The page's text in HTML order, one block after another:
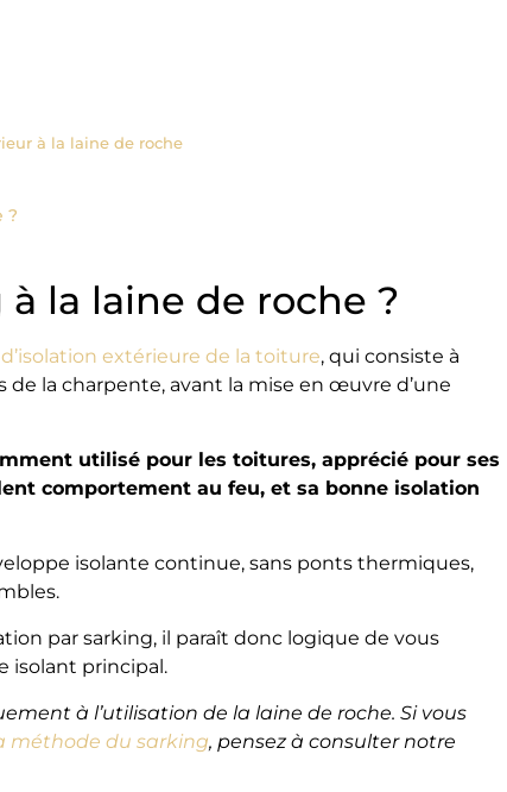
à la laine de roche
?
à la laine de roche ?
extérieure de la toiture, qui consiste à
la charpente, avant la mise en œuvre d’une
utilisé pour les toitures, apprécié pour ses
comportement au feu, et sa bonne isolation
isolante continue, sans ponts thermiques,
par sarking, il paraît donc logique de vous
isolant principal.
à l’utilisation de la laine de roche. Si vous
méthode du sarking, pensez à consulter notre